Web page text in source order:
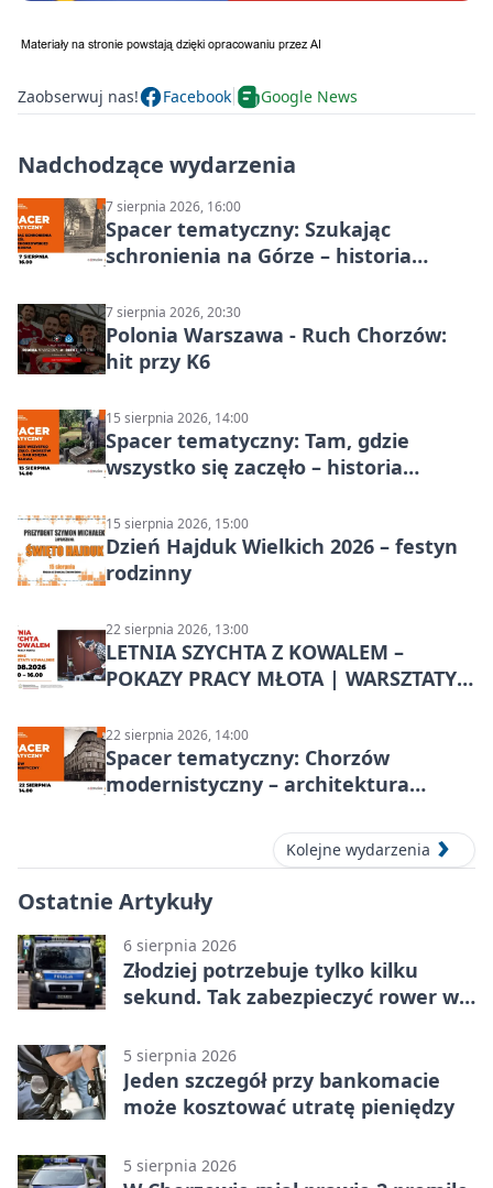
Zaobserwuj nas! Facebook Google News
Nadchodzące wydarzenia
7 sierpnia 2026, 16:00
Spacer tematyczny: Szukając
schronienia na Górze – historia
7 sierpnia 2026, 20:30
Polonia Warszawa - Ruch Chorzów:
hit przy K6
15 sierpnia 2026, 14:00
Spacer tematyczny: Tam, gdzie
wszystko się zaczęło – historia
15 sierpnia 2026, 15:00
Dzień Hajduk Wielkich 2026 – festyn
rodzinny
22 sierpnia 2026, 13:00
LETNIA SZYCHTA Z KOWALEM –
POKAZY PRACY MŁOTA | WARSZTATY
22 sierpnia 2026, 14:00
Spacer tematyczny: Chorzów
modernistyczny – architektura
Kolejne wydarzenia
Ostatnie Artykuły
6 sierpnia 2026
Złodziej potrzebuje tylko kilku
sekund. Tak zabezpieczyć rower w
5 sierpnia 2026
Jeden szczegół przy bankomacie
może kosztować utratę pieniędzy
5 sierpnia 2026